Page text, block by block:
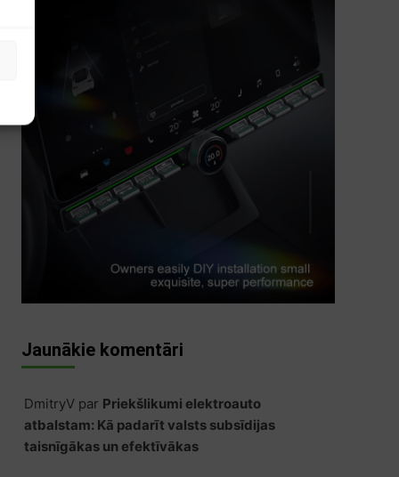
Jaunākie komentāri
DmitryVpar Priekšlikumi elektroauto
atbalstam: Kā padarīt valsts subsīdijas
taisnīgākas un efektīvākas